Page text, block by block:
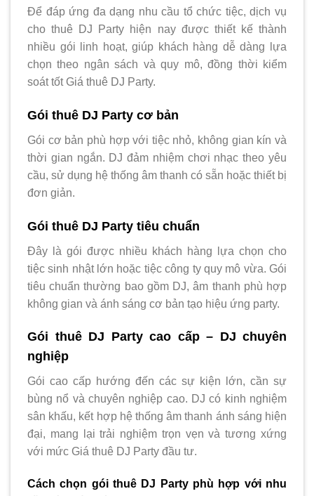
Để đáp ứng đa dạng nhu cầu tổ chức tiệc, dịch vụ
cho thuê DJ Party hiện nay được thiết kế thành
nhiều gói linh hoạt, giúp khách hàng dễ dàng lựa
chọn theo ngân sách và quy mô, đồng thời kiểm
soát tốt Giá thuê DJ Party.
Gói thuê DJ Party cơ bản
Gói cơ bản phù hợp với tiệc nhỏ, không gian kín và
thời gian ngắn. DJ đảm nhiệm chơi nhạc theo yêu
cầu, sử dụng hệ thống âm thanh có sẵn hoặc thiết bị
đơn giản.
Gói thuê DJ Party tiêu chuẩn
Đây là gói được nhiều khách hàng lựa chọn cho
tiệc sinh nhật lớn hoặc tiệc công ty quy mô vừa. Gói
tiêu chuẩn thường bao gồm DJ, âm thanh phù hợp
không gian và ánh sáng cơ bản tạo hiệu ứng party.
Gói thuê DJ Party cao cấp – DJ chuyên
nghiệp
Gói cao cấp hướng đến các sự kiện lớn, cần sự
bùng nổ và chuyên nghiệp cao. DJ có kinh nghiệm
sân khấu, kết hợp hệ thống âm thanh ánh sáng hiện
đại, mang lại trải nghiệm trọn vẹn và tương xứng
với mức Giá thuê DJ Party đầu tư.
Cách chọn gói thuê DJ Party phù hợp với nhu